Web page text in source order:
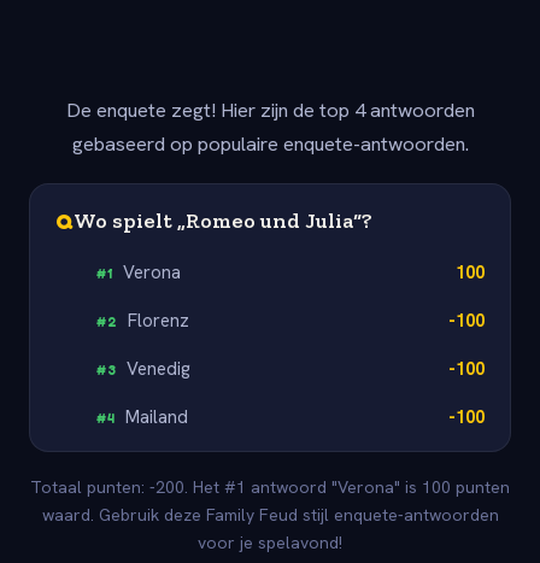
De enquete zegt! Hier zijn de top 4 antwoorden
gebaseerd op populaire enquete-antwoorden.
QWo spielt „Romeo und Julia“?
#1 Verona 100
#2 Florenz -100
#3 Venedig -100
#4 Mailand -100
Totaal punten: -200. Het #1 antwoord "Verona" is 100 punten
waard. Gebruik deze Family Feud stijl enquete-antwoorden
voor je spelavond!